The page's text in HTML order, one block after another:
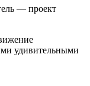
— проект
удивительными